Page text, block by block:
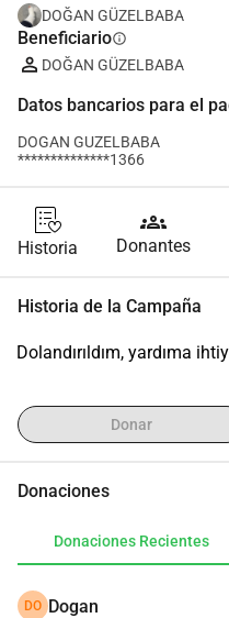
DOĞAN GÜZELBABA
Beneficiarioinfo
DOĞAN GÜZELBABA
Datos bancarios para el
DOGAN GUZELBABA
**************1366
Historia
groups
Donantes
Historia de la Campaña
Dolandırıldım, yardıma
Donar
Donaciones
Donaciones Recientes
DO Dogan